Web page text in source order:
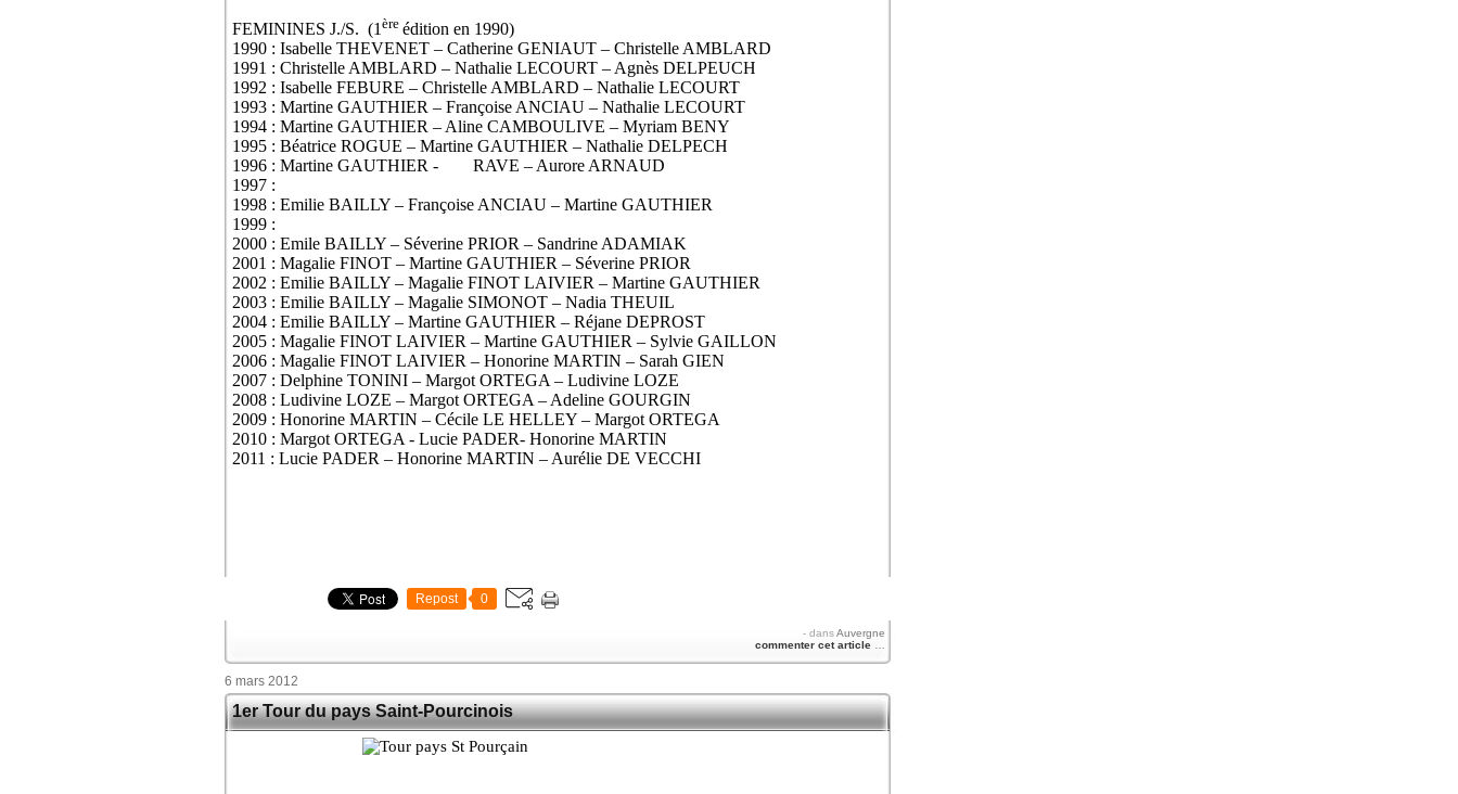
FEMININES J./S. (1 ère édition en 1990)
1990 : Isabelle THEVENET – Catherine GENIAUT – Christelle AMBLARD
1991 : Christelle AMBLARD – Nathalie LECOURT – Agnès DELPEUCH
1992 : Isabelle FEBURE – Christelle AMBLARD – Nathalie LECOURT
1993 : Martine GAUTHIER – Françoise ANCIAU – Nathalie LECOURT
1994 : Martine GAUTHIER – Aline CAMBOULIVE – Myriam BENY
1995 : Béatrice ROGUE – Martine GAUTHIER – Nathalie DELPECH
1996 : Martine GAUTHIER -
RAVE – Aurore ARNAUD
1997 :
1998 : Emilie BAILLY – Françoise ANCIAU – Martine GAUTHIER
1999 :
2000 : Emile BAILLY – Séverine PRIOR – Sandrine ADAMIAK
2001 : Magalie FINOT – Martine GAUTHIER – Séverine PRIOR
2002 : Emilie BAILLY – Magalie FINOT LAIVIER – Martine GAUTHIER
2003 : Emilie BAILLY – Magalie SIMONOT – Nadia THEUIL
2004 : Emilie BAILLY – Martine GAUTHIER – Réjane DEPROST
2005 : Magalie FINOT LAIVIER – Martine GAUTHIER – Sylvie GAILLON
2006 : Magalie FINOT LAIVIER – Honorine MARTIN – Sarah GIEN
2007 : Delphine TONINI – Margot ORTEGA – Ludivine LOZE
2008 : Ludivine LOZE – Margot ORTEGA – Adeline GOURGIN
2009 : Honorine MARTIN – Cécile LE HELLEY – Margot ORTEGA
2010 : Margot ORTEGA - Lucie PADER- Honorine MARTIN
2011 : Lucie PADER – Honorine MARTIN – Aurélie DE VECCHI
Repost 0
- dansAuvergne
commenter cet article …
6 mars 2012
1er Tour du pays Saint-Pourcinois